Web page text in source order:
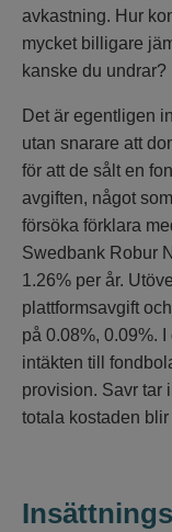
avkastning. Hur
mycket billigare
kanske du undrar?
Det är egentligen
utan snarare att
för att de sålt en
avgiften, något
försöka förklara
Swedbank Robur
1.26% per år.
plattformsavgift
på 0.08%, 0.09%.
intäkten till
provision. Savr tar
totala kostaden